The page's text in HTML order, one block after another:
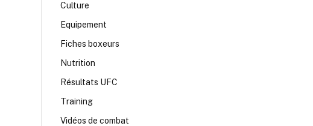
Culture
Equipement
Fiches boxeurs
Nutrition
Résultats UFC
Training
Vidéos de combat